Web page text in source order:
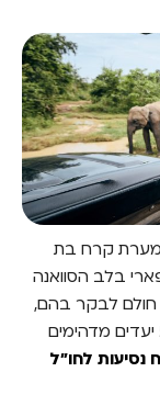
מערת קרח בת
בלב הסוואנה
חולם לבקר בהם,
ואנחנו כאן כדי להוסיף לכם עוד כמה. קבלו 5 יעדים מדהימים
נסיעות לחו"ל